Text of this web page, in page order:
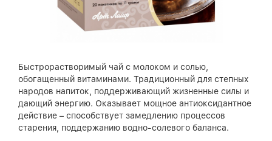
Быстрорастворимый чай с молоком и солью,
обогащенный витаминами. Традиционный для степных
народов напиток, поддерживающий жизненные силы и
дающий энергию. Оказывает мощное антиоксидантное
действие – способствует замедлению процессов
старения, поддержанию водно-солевого баланса.